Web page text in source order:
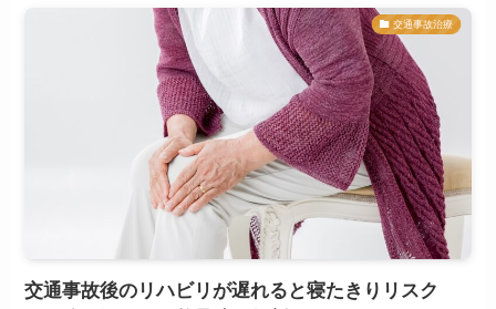
交通事故治療
交通事故後のリハビリが遅れると寝たきりリスク